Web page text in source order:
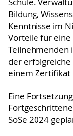
Schule.
Bildung,
Kenntnisse im
Vorteile für
Teilnehmenden
der erfolgreiche
einem Zertifikat
Eine
SoSe 2024